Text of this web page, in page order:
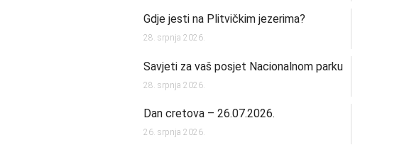
Gdje jesti na Plitvičkim jezerima?
28. srpnja 2026.
Savjeti za vaš posjet Nacionalnom parku
28. srpnja 2026.
Dan cretova – 26.07.2026.
26. srpnja 2026.